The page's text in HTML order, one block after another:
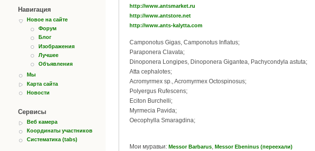
Навигация
Новое на сайте
Форум
Блог
Изображения
Лучшее
Объявления
Мы
Карта сайта
Новости
Сервисы
Веб камера
Координаты участников
Систематика (tabs)
http://www.antsmarket.ru
http://www.antstore.net
http://www.ants-kalytta.com
Camponotus Gigas, Camponotus Inflatus;
Paraponera Clavata;
Dinoponera Longipes, Dinoponera Gigantea, Pachycondyla astuta;
Atta cephalotes;
Acromyrmex sp., Acromyrmex Octospinosus;
Polyergus Rufescens;
Eciton Burchelli;
Myrmecia Pavida;
Oecophylla Smaragdina;
Мои муравьи: Messor Barbarus, Messor Ebeninus (переехали)